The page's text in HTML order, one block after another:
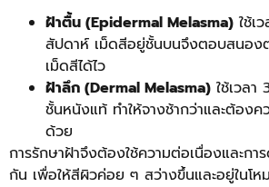
ฝ้าตื้น (Epidermal Melasma) ใช้เ
สัปดาห์ เม็ดสีอยู่ชั้นบนจึงตอบสนองต่
เม็ดสีได้ไว
ฝ้าลึก (Dermal Melasma) ใช้เวล
ชั้นหนังแท้ ทำให้จางช้ากว่าและต้อง
ด้วย
การรักษาฝ้าจึงต้องใช้ความต่อเนื่องและก
กัน เพื่อให้สีผิวค่อย ๆ สว่างขึ้นและอยู่ในโ